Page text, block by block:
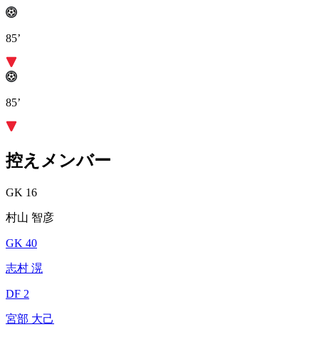
85’
85’
控えメンバー
GK 16
村山 智彦
GK 40
志村 滉
DF 2
宮部 大己